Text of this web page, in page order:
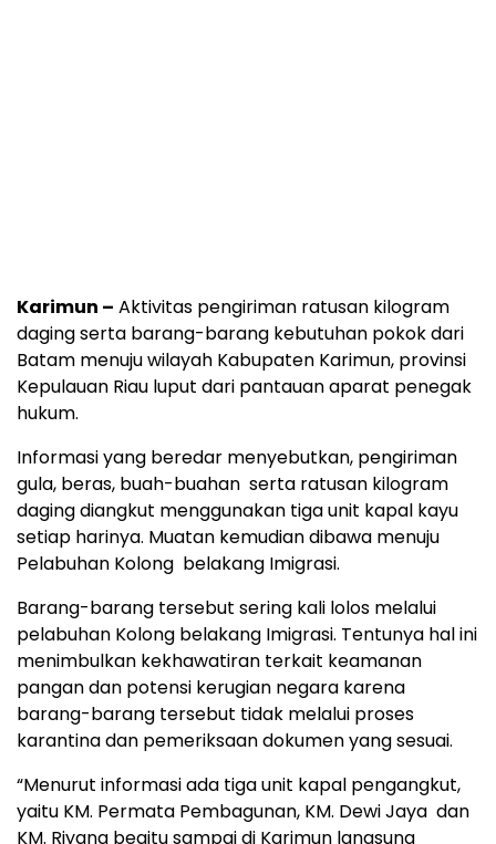
Karimun – Aktivitas pengiriman ratusan kilogram
daging serta barang-barang kebutuhan pokok dari
Batam menuju wilayah Kabupaten Karimun, provinsi
Kepulauan Riau luput dari pantauan aparat penegak
hukum.
Informasi yang beredar menyebutkan, pengiriman
gula, beras, buah-buahan serta ratusan kilogram
daging diangkut menggunakan tiga unit kapal kayu
setiap harinya. Muatan kemudian dibawa menuju
Pelabuhan Kolong belakang Imigrasi.
Barang-barang tersebut sering kali lolos melalui
pelabuhan Kolong belakang Imigrasi. Tentunya hal ini
menimbulkan kekhawatiran terkait keamanan
pangan dan potensi kerugian negara karena
barang-barang tersebut tidak melalui proses
karantina dan pemeriksaan dokumen yang sesuai.
“Menurut informasi ada tiga unit kapal pengangkut,
yaitu KM. Permata Pembagunan, KM. Dewi Jaya dan
KM. Riyana begitu sampai di Karimun langsung